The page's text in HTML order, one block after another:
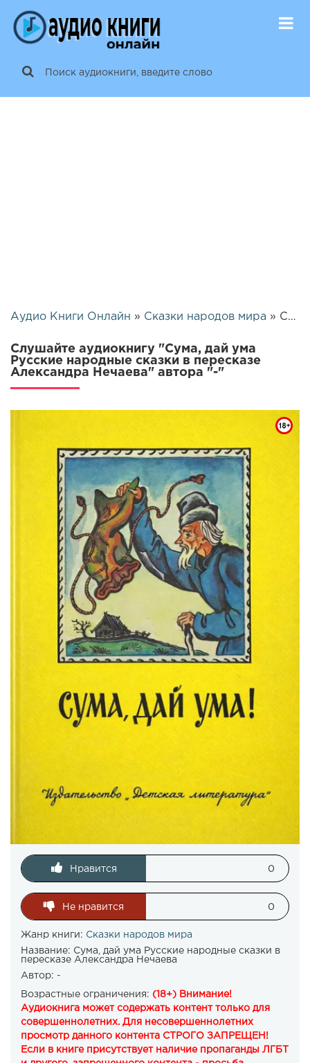
Аудио Книги Онлайн » Сказки народов мира » Сума, дай ума Русские народные сказки в пересказе Александра Нечаева | 25294
Слушайте аудиокнигу "Сума, дай ума
Русские народные сказки в пересказе
Александра Нечаева" автора "-"
Нравится 0
Не нравится 0
Жанр книги: Сказки народов мира
Название: Сума, дай ума Русские народные сказки в
пересказе Александра Нечаева
Автор: -
Возрастные ограничения: (18+) Внимание!
Аудиокнига может содержать контент только для
совершеннолетних. Для несовершеннолетних
просмотр данного контента СТРОГО ЗАПРЕЩЕН!
Если в книге присутствует наличие пропаганды ЛГБТ